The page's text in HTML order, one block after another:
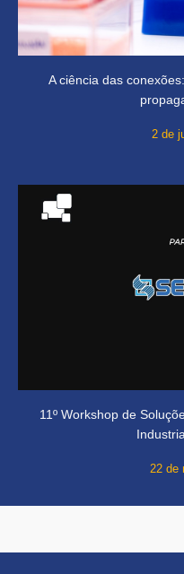
A ciência das
2 de
11º Workshop de
22 de